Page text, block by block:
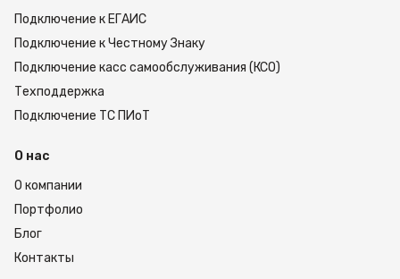
Подключение к ЕГАИС
Подключение к Честному Знаку
Подключение касс самообслуживания (КСО)
Техподдержка
Подключение ТС ПИоТ
О нас
О компании
Портфолио
Блог
Контакты